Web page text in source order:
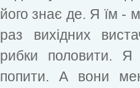
його знає де. Я їм -
раз вихідних
рибки половити.
попити. А вони